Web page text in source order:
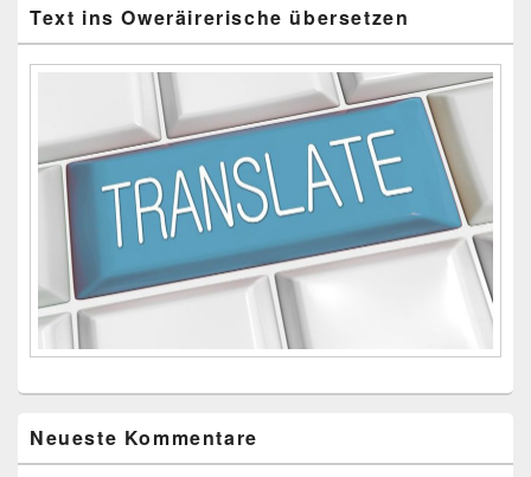
Text ins Oweräirerische übersetzen
Neueste Kommentare